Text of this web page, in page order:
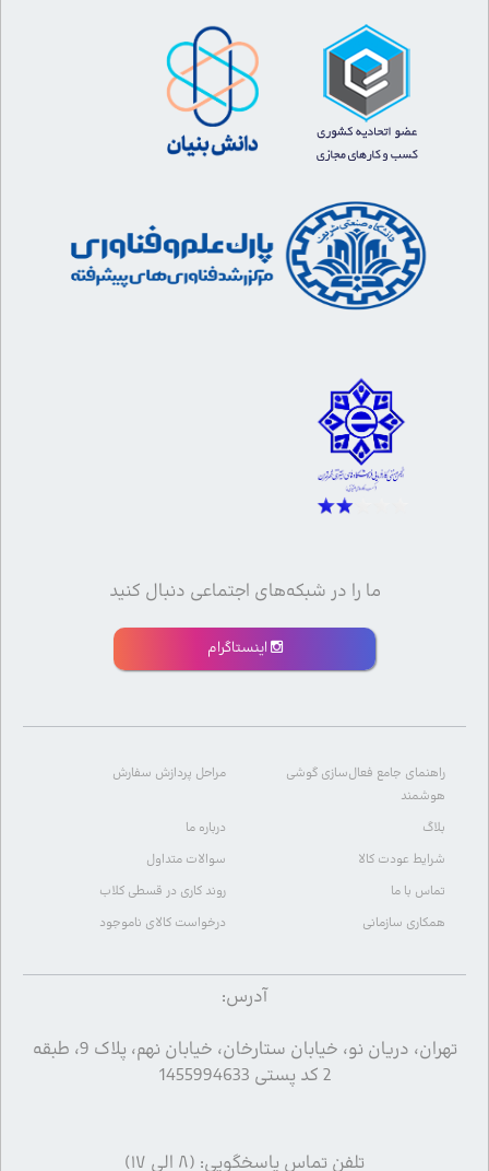
ما را در شبکه‌های اجتماعی دنبال کنید
اینستاگرام
راهنمای جامع فعال‌سازی گوشی
هوشمند
مراحل پردازش سفارش
بلاگ
درباره ما
شرایط عودت کالا
سوالات متداول
تماس با ما
روند کاری در قسطی کلاب
همکاری سازمانی
درخواست کالای ناموجود
آدرس:
تهران، دریان نو، خیابان ستارخان، خیابان نهم، پلاک 9، طبقه
2 کد پستی 1455994633
تلفن تماس پاسخگویی: (۸ الی ۱۷)